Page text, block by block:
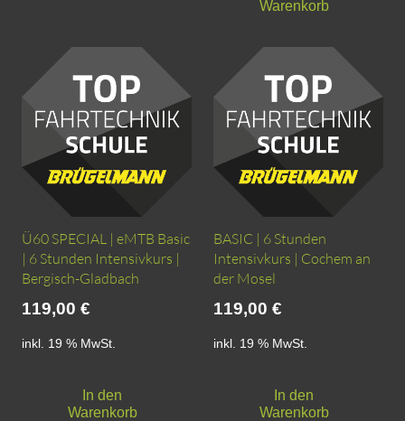
Warenkorb
Ü60 SPECIAL | eMTB Basic
| 6 Stunden Intensivkurs |
Bergisch-Gladbach
119,00 €
inkl. 19 % MwSt.
In den
Warenkorb
BASIC | 6 Stunden
Intensivkurs | Cochem an
der Mosel
119,00 €
inkl. 19 % MwSt.
In den
Warenkorb